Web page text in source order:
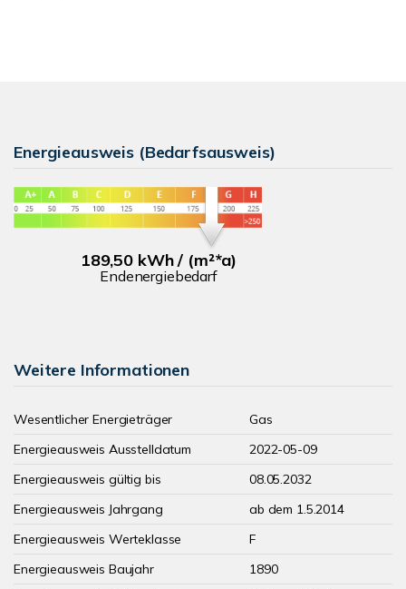
Energieausweis (Bedarfsausweis)
189,50 kWh / (m²*a)
Endenergiebedarf
Weitere Informationen
Wesentlicher Energieträger
Gas
Energieausweis Ausstelldatum
2022-05-09
Energieausweis gültig bis
08.05.2032
Energieausweis Jahrgang
ab dem 1.5.2014
Energieausweis Werteklasse
F
Energieausweis Baujahr
1890